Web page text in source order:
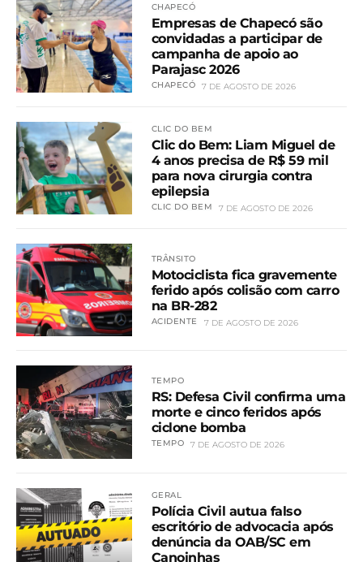
CHAPECÓ
Empresas de Chapecó são
convidadas a participar de
campanha de apoio ao
Parajasc 2026
CHAPECÓ 7 DE AGOSTO DE 2026
CLIC DO BEM
Clic do Bem: Liam Miguel de
4 anos precisa de R$ 59 mil
para nova cirurgia contra
epilepsia
CLIC DO BEM 7 DE AGOSTO DE 2026
TRÂNSITO
Motociclista fica gravemente
ferido após colisão com carro
na BR-282
ACIDENTE 7 DE AGOSTO DE 2026
TEMPO
RS: Defesa Civil confirma uma
morte e cinco feridos após
ciclone bomba
TEMPO 7 DE AGOSTO DE 2026
GERAL
Polícia Civil autua falso
escritório de advocacia após
denúncia da OAB/SC em
Canoinhas